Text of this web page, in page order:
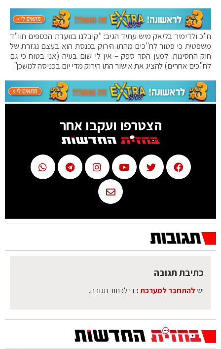
‏ח"כ ולדימיר בליאק מיש עתיד הגיב: "קיבלנו בוועדת הכספים חוו"ד
משפטית כי פטור לח"כים מהתו הירוק בכנסת הוא בעצם נגזרת של
חוק החסינות. למען הסר ספק – אין לי שום בעיה (אני בטוח כי גם
לח"כים אחרים) להציג את אישור התו הירוק מדי יום בכניסה למשכן".
הצטרפו ועקבו אחר
כתיבת תגובה
יש להתחבר למערכתכדי לכתוב תגובה.